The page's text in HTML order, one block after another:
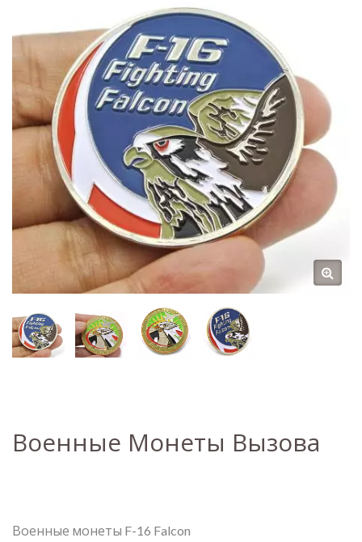
Военные Монеты Вызова
Военные монеты F-16 Falcon